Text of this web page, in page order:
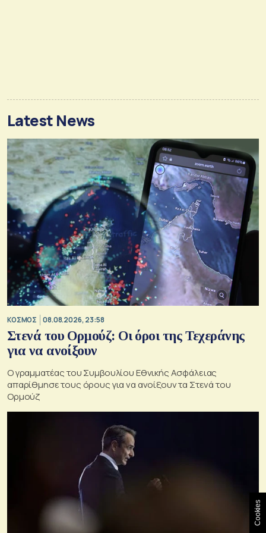
Latest News
ΚΟΣΜΟΣ 08.08.2026, 23:58
Στενά του Ορμούζ: Οι όροι της Τεχεράνης
για να ανοίξουν
Ο γραμματέας του Συμβουλίου Εθνικής Ασφάλειας
απαρίθμησε τους όρους για να ανοίξουν τα Στενά του
Ορμούζ
Cookies